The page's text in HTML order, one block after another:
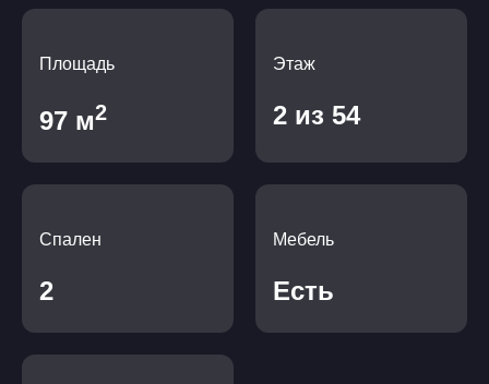
Площадь
97 м2
Этаж
2 из 54
Спален
2
Мебель
Есть